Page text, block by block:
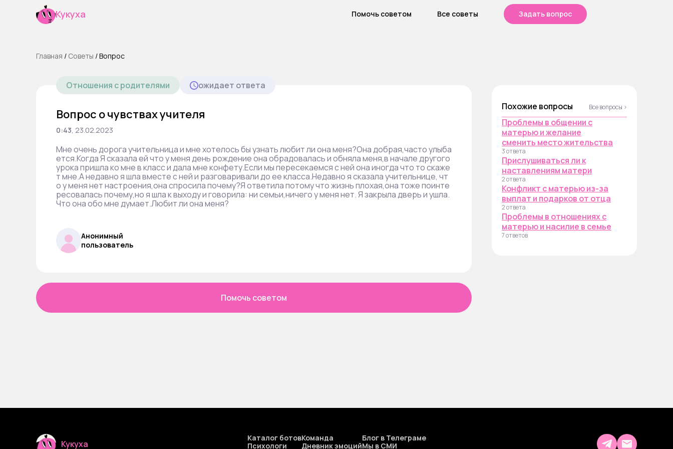
Кукуха Помочь советом Все советы Задать вопрос
Главная / Cоветы /Вопрос
Отношения с родителями ожидает ответа
Вопрос о чувствах учителя
0:43, 23.02.2023
Мне очень дорога учительница и мне хотелось бы узнать любит ли она меня?Она добрая,часто улыба
ется.Когда Я сказала ей что у меня день рождение она обрадовалась и обняла меня,в начале другого
урока пришла ко мне в класс и дала мне конфету.Если мы пересекаемся с ней она иногда что то скаже
т мне.А недавно я шла вместе с ней и разговаривали до ее класса.Недавно я сказала учительнице, чт
о у меня нет настроения,она спросила почему?Я ответила потому что жизнь плохая,она тоже поинте
ресовалась почему,но я шла к выходу и говорила: ни семьи,ничего у меня нет. Я закрыла дверь и ушла.
Что она обо мне думает.Любит ли она меня?
Анонимный
пользователь
Помочь советом
Похожие вопросы Все вопросы ›
Проблемы в общении с
матерью и желание
сменить место жительства
3 ответа
Прислушиваться ли к
наставлениям матери
2 ответа
Конфликт с матерью из-за
выплат и подарков от отца
2 ответа
Проблемы в отношениях с
матерью и насилие в семье
7 ответов
Кукуха
Каталог ботов
Психологи
Команда
Дневник эмоций
Блог в Телеграме
Мы в СМИ